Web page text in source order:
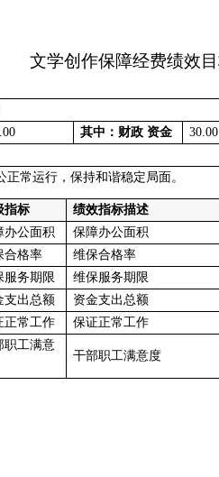
文学创作保障经费绩效
其中：财政 资金 30.00
正常运行，保持和谐稳定局面。
指标 绩效指标描述
办公面积 保障办公面积
合格率 维保合格率
服务期限 维保服务期限
支出总额 资金支出总额
正常工作 保证正常工作
职工满意
干部职工满意度